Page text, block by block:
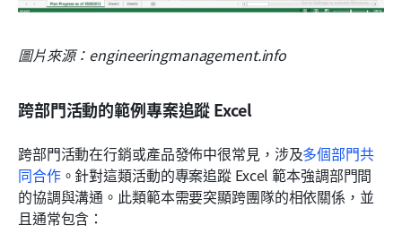
圖片來源：engineeringmanagement.info
跨部門活動的範例專案追蹤 Excel
跨部門活動在行銷或產品發佈中很常見，涉及多個部門共
同合作。針對這類活動的專案追蹤 Excel 範本強調部門間
的協調與溝通。此類範本需要突顯跨團隊的相依關係，並
且通常包含：